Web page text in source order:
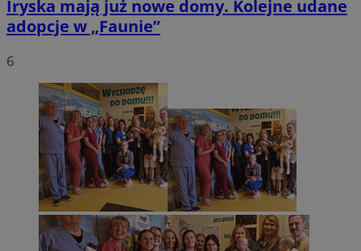
Iryska mają już nowe domy. Kolejne udane
adopcje w „Faunie”
6